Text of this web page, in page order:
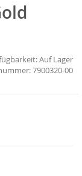
Auf Lager
7900320-00